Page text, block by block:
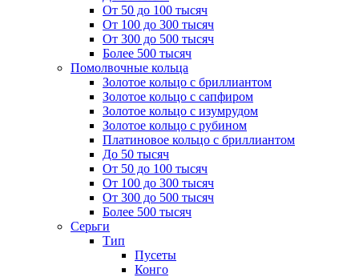
От 50 до 100 тысяч
От 100 до 300 тысяч
От 300 до 500 тысяч
Более 500 тысяч
Помолвочные кольца
Золотое кольцо с бриллиантом
Золотое кольцо с сапфиром
Золотое кольцо с изумрудом
Золотое кольцо с рубином
Платиновое кольцо с бриллиантом
До 50 тысяч
От 50 до 100 тысяч
От 100 до 300 тысяч
От 300 до 500 тысяч
Более 500 тысяч
Серьги
Тип
Пусеты
Конго